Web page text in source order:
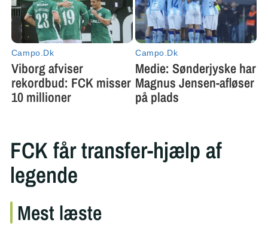
FCK får transfer-hjælp af
legende
Mest læste